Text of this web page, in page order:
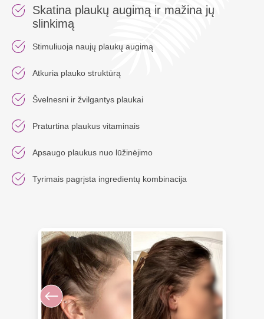
Skatina plaukų augimą ir mažina jų
slinkimą
Stimuliuoja naujų plaukų augimą
Atkuria plauko struktūrą
Švelnesni ir žvilgantys plaukai
Praturtina plaukus vitaminais
Apsaugo plaukus nuo lūžinėjimo
Tyrimais pagrįsta ingredientų kombinacija